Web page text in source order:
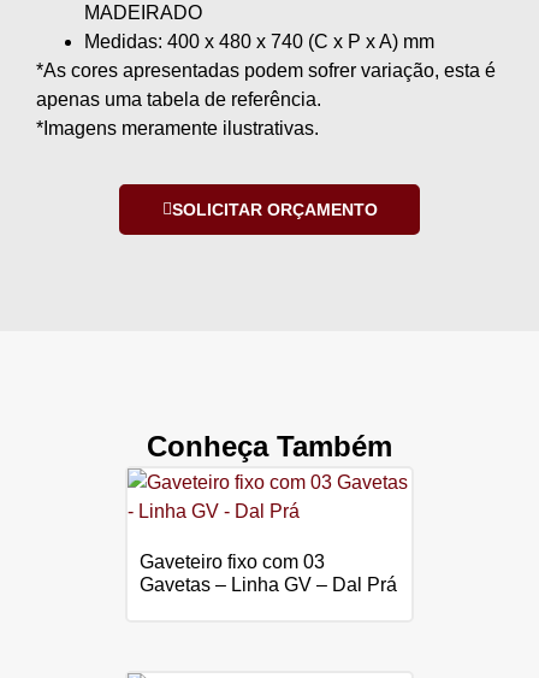
MADEIRADO
Medidas: 400 x 480 x 740 (C x P x A) mm
*As cores apresentadas podem sofrer variação, esta é
apenas uma tabela de referência.
*Imagens meramente ilustrativas.
SOLICITAR ORÇAMENTO
Conheça Também
Gaveteiro fixo com 03
Gavetas – Linha GV – Dal Prá